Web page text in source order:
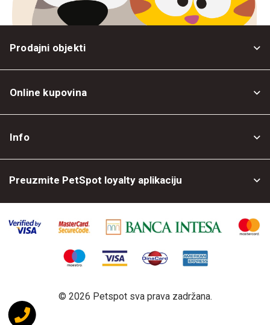
Prodajni objekti
Online kupovina
Info
Preuzmite PetSpot loyalty aplikaciju
© 2026 Petspot sva prava zadržana.